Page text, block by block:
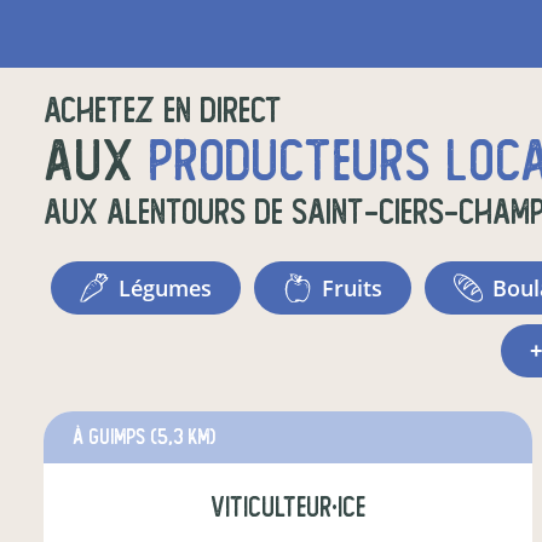
Achetez en direct
aux producteurs
aux alentours de Saint-Ciers-
légumes fruits
à Guimps (5,3 km)
viticulteur·ice